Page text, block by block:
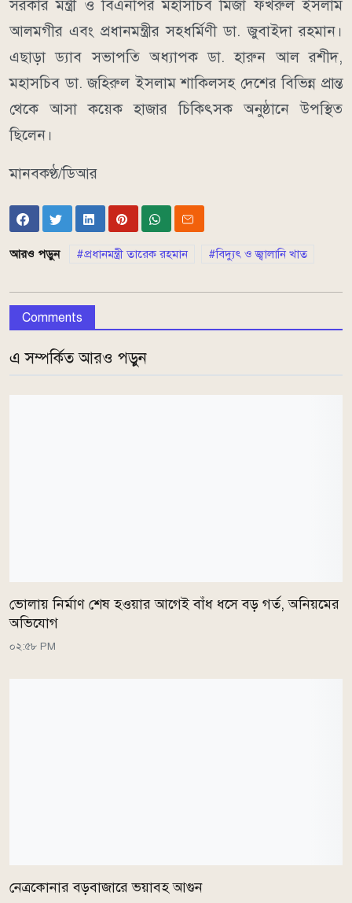
সরকার মন্ত্রী ও বিএনপির মহাসচিব মির্জা ফখরুল ইসলাম
আলমগীর এবং প্রধানমন্ত্রীর সহধর্মিণী ডা. জুবাইদা রহমান।
এছাড়া ড্যাব সভাপতি অধ্যাপক ডা. হারুন আল রশীদ,
মহাসচিব ডা. জহিরুল ইসলাম শাকিলসহ দেশের বিভিন্ন প্রান্ত
থেকে আসা কয়েক হাজার চিকিৎসক অনুষ্ঠানে উপস্থিত
ছিলেন।
মানবকণ্ঠ/ডিআর
আরও পড়ুন প্রধানমন্ত্রী তারেক রহমান বিদ্যুৎ ও জ্বালানি খাত
Comments
এ সম্পর্কিত আরও পড়ুন
ভোলায় নির্মাণ শেষ হওয়ার আগেই বাঁধ ধসে বড় গর্ত, অনিয়মের
অভিযোগ
০২:৫৮ PM
নেত্রকোনার বড়বাজারে ভয়াবহ আগুন